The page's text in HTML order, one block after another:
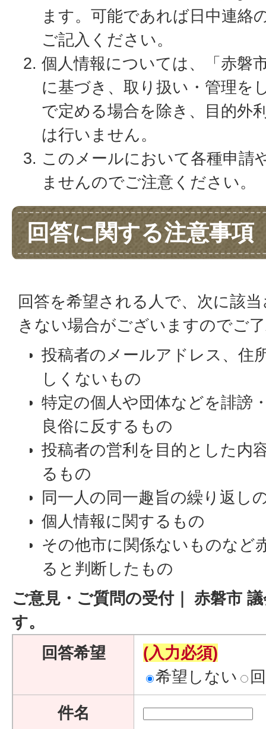
ます。可能であれば日中連絡
ご記入ください。
個人情報については、「赤磐
に基づき、取り扱い・管理を
で定める場合を除き、目的外
は行いません。
このメールにおいて各種申請
ませんのでご注意ください。
回答に関する注意事項
回答を希望される人で、次に該
きない場合がございますのでご
投稿者のメールアドレス、住
しくないもの
特定の個人や団体などを誹謗
良俗に反するもの
投稿者の営利を目的とした内
るもの
同一人の同一趣旨の繰り返し
個人情報に関するもの
その他市に関係ないものなど
ると判断したもの
ご意見・ご質問の受付｜ 赤磐市
す。
回答希望
(入力必須)
希望しない
件名